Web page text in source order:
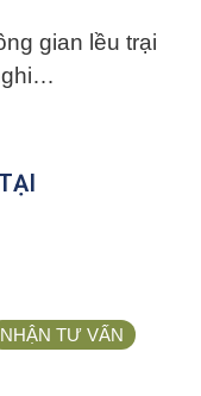
gian lều trại
NHẬN TƯ VẤN